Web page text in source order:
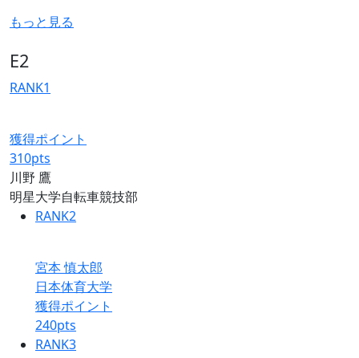
もっと見る
E2
RANK1
獲得ポイント
310pts
川野 鷹
明星大学自転車競技部
RANK2
宮本 慎太郎
日本体育大学
獲得ポイント
240pts
RANK3